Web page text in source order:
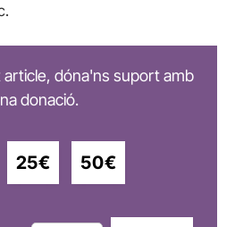
article, dóna'ns suport amb
donació.
25€ 50€